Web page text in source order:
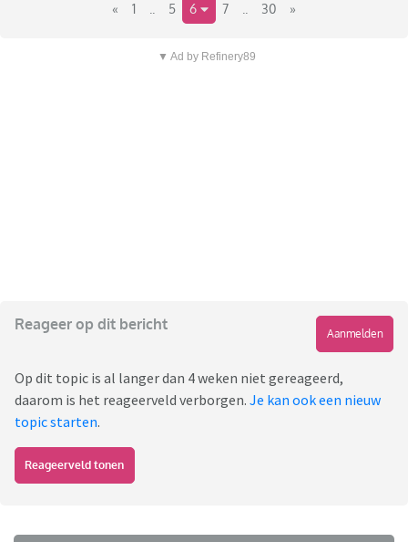
« 1 5 6 7 30 »
▼ Ad by Refinery89
Reageer op dit bericht
Aanmelden
Op dit topic is al langer dan 4 weken niet gereageerd,
daarom is het reageerveld verborgen. Je kan ook een nieuw
topic starten.
Reageerveld tonen